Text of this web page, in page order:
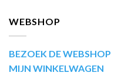
WEBSHOP
BEZOEK DE WEBSHOP
MIJN WINKELWAGEN